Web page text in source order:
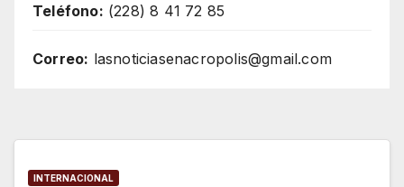
Teléfono: (228) 8 41 72 85
Correo: lasnoticiasenacropolis@gmail.com
INTERNACIONAL